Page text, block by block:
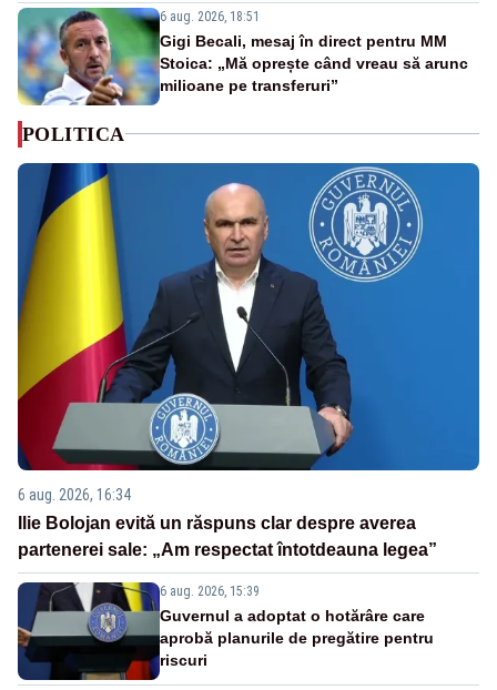
6 aug. 2026, 18:51
Gigi Becali, mesaj în direct pentru MM
Stoica: „Mă oprește când vreau să arunc
milioane pe transferuri”
POLITICA
6 aug. 2026, 16:34
Ilie Bolojan evită un răspuns clar despre averea
partenerei sale: „Am respectat întotdeauna legea”
6 aug. 2026, 15:39
Guvernul a adoptat o hotărâre care
aprobă planurile de pregătire pentru
riscuri